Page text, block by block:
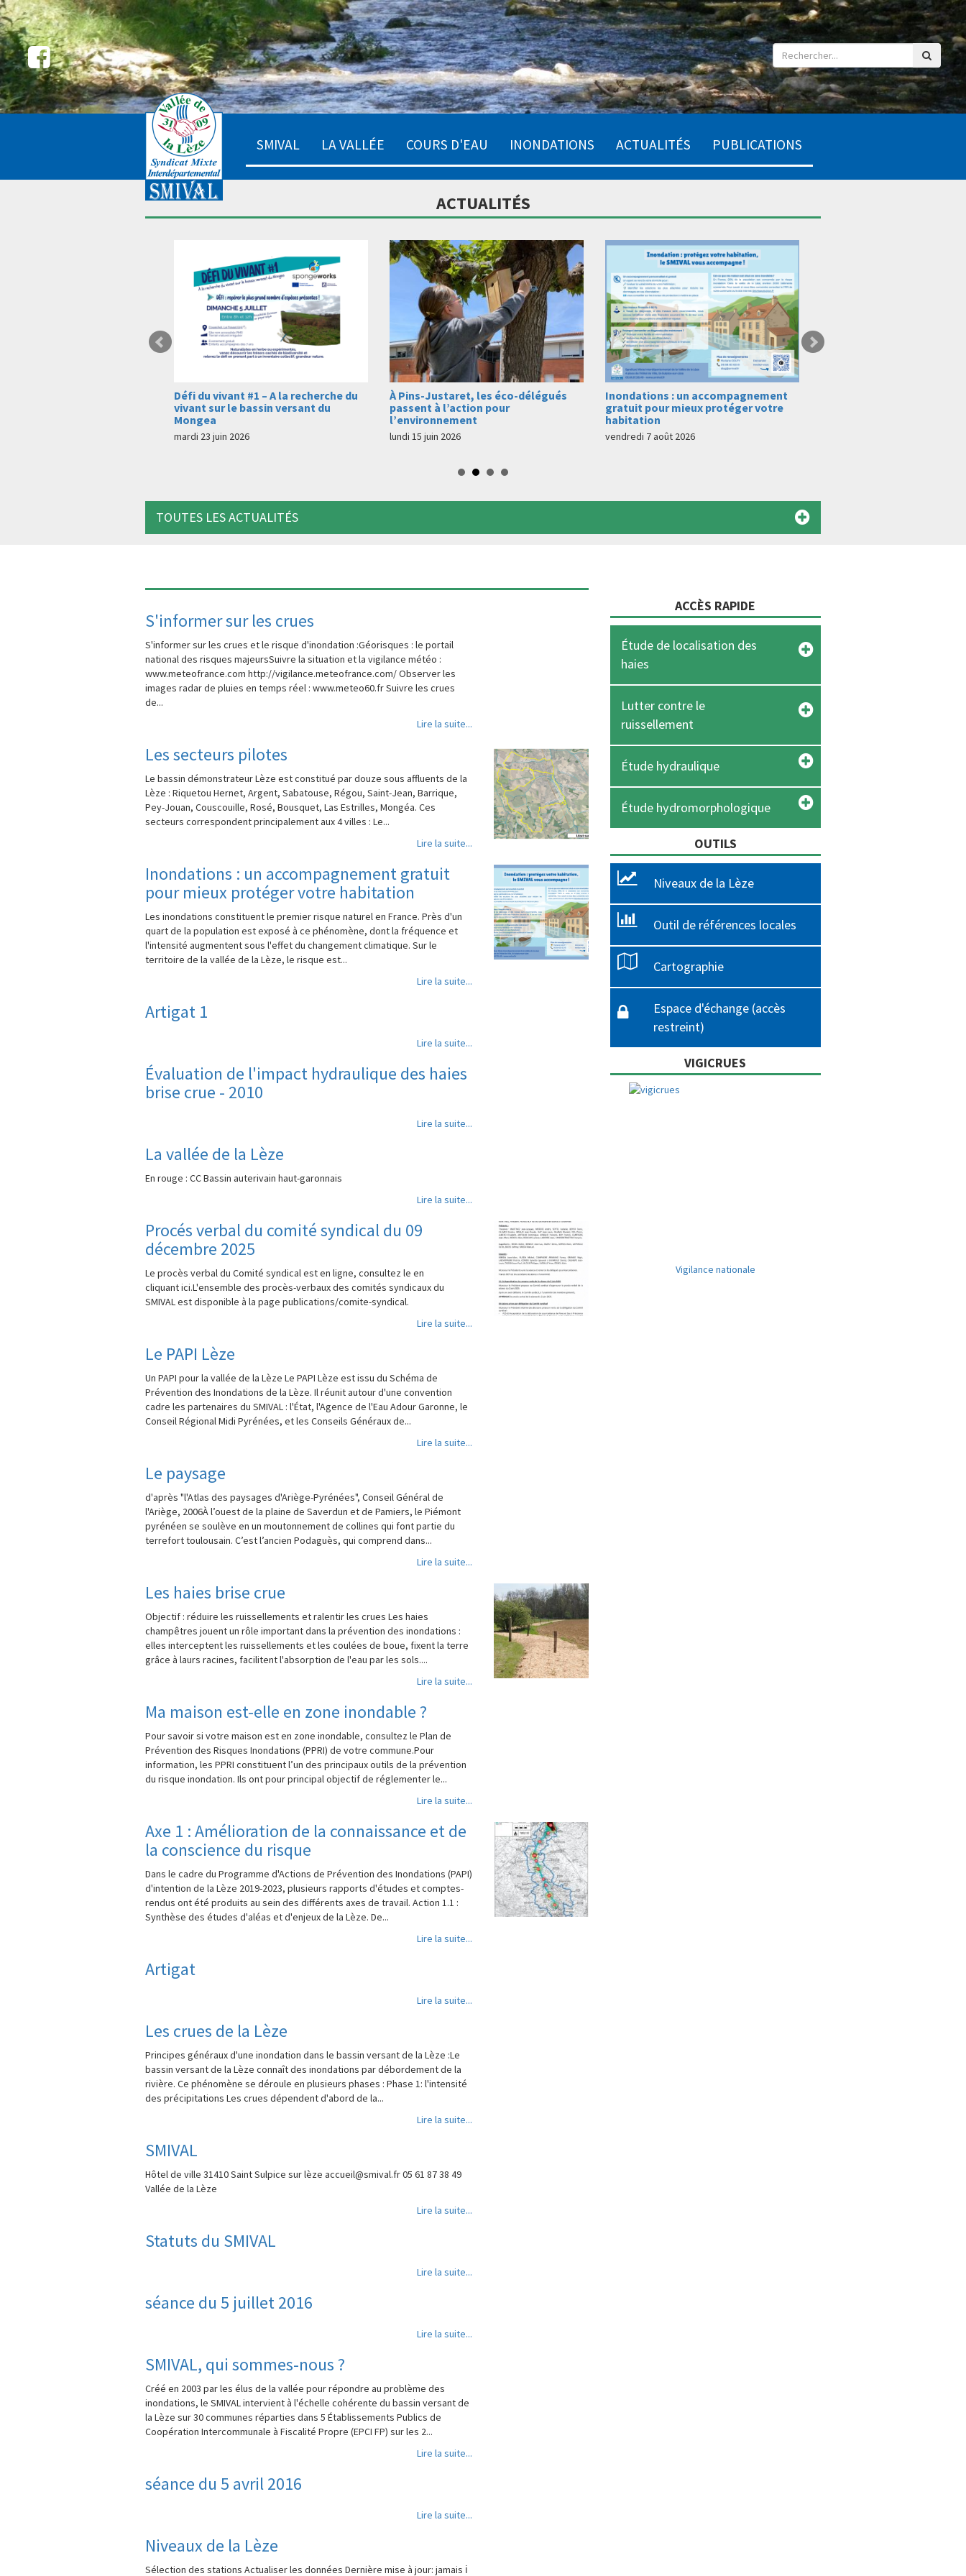
SMIVAL LA VALLÉE COURS D'EAU INONDATIONS ACTUALITÉS PUBLICATIONS
ACTUALITÉS
À Pins-Justaret, les éco-délégués
passent à l’action pour
l’environnement
lundi 15 juin 2026
Inondations : un accompagnement
gratuit pour mieux protéger votre
habitation
vendredi 7 août 2026
Offre d'emploi : Chargé de
prévention Inondations h/f
jeudi 16 juillet 2026
Annonce
TOUTES LES ACTUALITÉS
S'informer sur les crues
S'informer sur les crues et le risque d'inondation :Géorisques : le portail
national des risques majeursSuivre la situation et la vigilance météo :
www.meteofrance.com http://vigilance.meteofrance.com/ Observer les
images radar de pluies en temps réel : www.meteo60.fr Suivre les crues
de...
Lire la suite...
Les secteurs pilotes
Le bassin démonstrateur Lèze est constitué par douze sous affluents de la
Lèze : Riquetou Hernet, Argent, Sabatouse, Régou, Saint-Jean, Barrique,
Pey-Jouan, Couscouille, Rosé, Bousquet, Las Estrilles, Mongéa. Ces
secteurs correspondent principalement aux 4 villes : Le...
Lire la suite...
Inondations : un accompagnement gratuit
pour mieux protéger votre habitation
Les inondations constituent le premier risque naturel en France. Près d'un
quart de la population est exposé à ce phénomène, dont la fréquence et
l'intensité augmentent sous l'effet du changement climatique. Sur le
territoire de la vallée de la Lèze, le risque est...
Lire la suite...
Artigat 1
Lire la suite...
Évaluation de l'impact hydraulique des haies
brise crue - 2010
Lire la suite...
La vallée de la Lèze
En rouge : CC Bassin auterivain haut-garonnais
Lire la suite...
Procés verbal du comité syndical du 09
décembre 2025
Le procès verbal du Comité syndical est en ligne, consultez le en
cliquant ici.L'ensemble des procès-verbaux des comités syndicaux du
SMIVAL est disponible à la page publications/comite-syndical.
Lire la suite...
Le PAPI Lèze
Un PAPI pour la vallée de la Lèze Le PAPI Lèze est issu du Schéma de
Prévention des Inondations de la Lèze. Il réunit autour d'une convention
cadre les partenaires du SMIVAL : l'État, l'Agence de l'Eau Adour Garonne, le
Conseil Régional Midi Pyrénées, et les Conseils Généraux de...
Lire la suite...
Le paysage
d'après "l'Atlas des paysages d'Ariège-Pyrénées", Conseil Général de
l'Ariège, 2006À l’ouest de la plaine de Saverdun et de Pamiers, le Piémont
pyrénéen se soulève en un moutonnement de collines qui font partie du
terrefort toulousain. C’est l’ancien Podaguès, qui comprend dans...
Lire la suite...
Les haies brise crue
Objectif : réduire les ruissellements et ralentir les crues Les haies
champêtres jouent un rôle important dans la prévention des inondations :
elles interceptent les ruissellements et les coulées de boue, fixent la terre
grâce à laurs racines, facilitent l'absorption de l'eau par les sols....
Lire la suite...
Ma maison est-elle en zone inondable ?
Pour savoir si votre maison est en zone inondable, consultez le Plan de
Prévention des Risques Inondations (PPRI) de votre commune.Pour
information, les PPRI constituent l’un des principaux outils de la prévention
du risque inondation. Ils ont pour principal objectif de réglementer le...
Lire la suite...
Axe 1 : Amélioration de la connaissance et de
la conscience du risque
Dans le cadre du Programme d'Actions de Prévention des Inondations (PAPI)
d'intention de la Lèze 2019-2023, plusieurs rapports d'études et comptes-
rendus ont été produits au sein des différents axes de travail. Action 1.1 :
Synthèse des études d'aléas et d'enjeux de la Lèze. De...
Lire la suite...
Artigat
Lire la suite...
Les crues de la Lèze
Principes généraux d'une inondation dans le bassin versant de la Lèze :Le
bassin versant de la Lèze connaît des inondations par débordement de la
rivière. Ce phénomène se déroule en plusieurs phases : Phase 1: l'intensité
des précipitations Les crues dépendent d'abord de la...
Lire la suite...
SMIVAL
Hôtel de ville 31410 Saint Sulpice sur lèze accueil@smival.fr05 61 87 38 49
Vallée de la Lèze
Lire la suite...
Statuts du SMIVAL
Lire la suite...
séance du 5 juillet 2016
Lire la suite...
SMIVAL, qui sommes-nous ?
Créé en 2003 par les élus de la vallée pour répondre au problème des
inondations, le SMIVAL intervient à l'échelle cohérente du bassin versant de
la Lèze sur 30 communes réparties dans 5 Établissements Publics de
Coopération Intercommunale à Fiscalité Propre (EPCI FP) sur les 2...
Lire la suite...
séance du 5 avril 2016
Lire la suite...
Niveaux de la Lèze
Sélection des stations Actualiser les données Dernière mise à jour: jamais ℹ️
ACCÈS RAPIDE
Étude de localisation des
haies
Lutter contre le
ruissellement
Étude hydraulique
Étude hydromorphologique
OUTILS
Niveaux de la Lèze
Outil de références locales
Cartographie
Espace d'échange (accès
restreint)
VIGICRUES
Vigilance nationale